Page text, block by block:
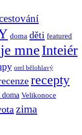
doma děti featured
mneInteiér
orel bělohlavý
recepty
Velikonoce
zima